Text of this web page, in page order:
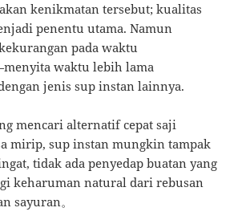
kenikmatan tersebut; kualitas
penentu utama. Namun
pada waktu
waktu lebih lama
jenis sup instan lainnya.
mencari alternatif cepat saji
mirip, sup instan mungkin tampak
tidak ada penyedap buatan yang
keharuman natural dari rebusan
sayuran。